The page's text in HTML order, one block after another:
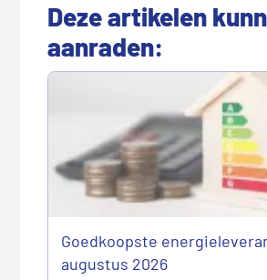
Deze artikelen
aanraden:
Goedkoopste
augustus 2026